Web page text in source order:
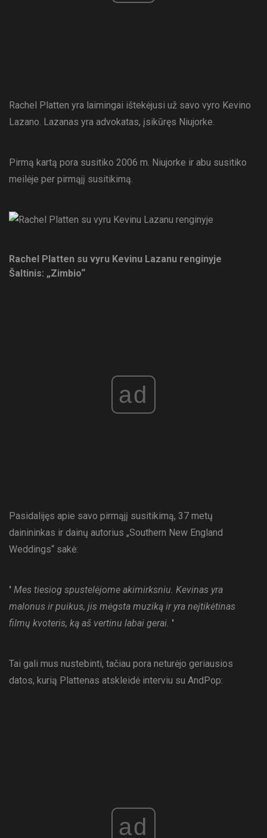
Rachel Platten yra laimingai ištekėjusi už savo vyro Kevino
Lazano. Lazanas yra advokatas, įsikūręs Niujorke.
Pirmą kartą pora susitiko 2006 m. Niujorke ir abu susitiko
meilėje per pirmąjį susitikimą.
Rachel Platten su vyru Kevinu Lazanu renginyje
Šaltinis: „Zimbio“
ad
Pasidalijęs apie savo pirmąjį susitikimą, 37 metų
dainininkas ir dainų autorius „Southern New England
Weddings“ sakė:
' Mes tiesiog spustelėjome akimirksniu. Kevinas yra
malonus ir puikus, jis mėgsta muziką ir yra neįtikėtinas
filmų kvoteris, ką aš vertinu labai gerai. '
Tai gali mus nustebinti, tačiau pora neturėjo geriausios
datos, kurią Plattenas atskleidė interviu su AndPop:
ad